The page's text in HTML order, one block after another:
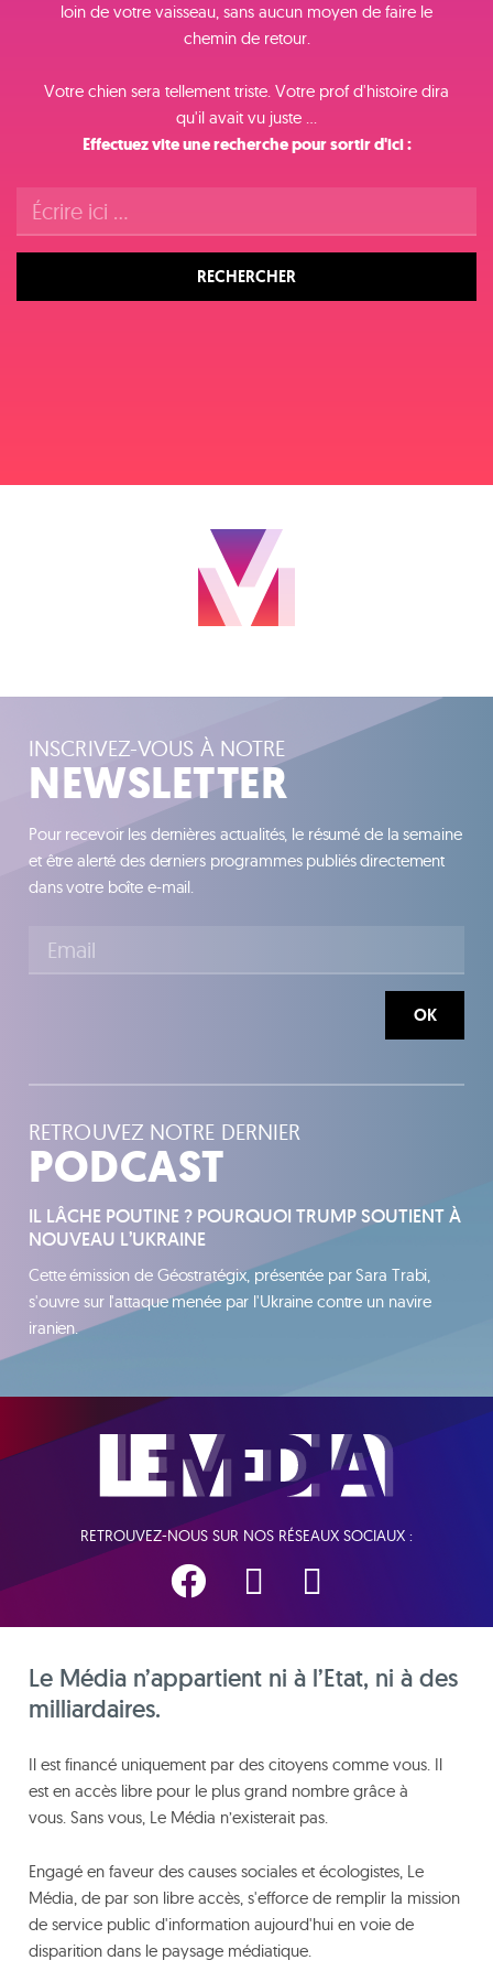
loin de votre vaisseau, sans aucun moyen de faire le
chemin de retour.
Votre chien sera tellement triste. Votre prof d'histoire dira
qu'il avait vu juste ...
Effectuez vite une recherche pour sortir d'ici :
RECHERCHER
INSCRIVEZ-VOUS À NOTRE
NEWSLETTER
Pour recevoir les dernières actualités, le résumé de la semaine
et être alerté des derniers programmes publiés directement
dans votre boîte e-mail.
OK
RETROUVEZ NOTRE DERNIER
PODCAST
IL LÂCHE POUTINE ? POURQUOI TRUMP SOUTIENT À
NOUVEAU L’UKRAINE
Cette émission de Géostratégix, présentée par Sara Trabi,
s'ouvre sur l'attaque menée par l'Ukraine contre un navire
iranien.
RETROUVEZ-NOUS SUR NOS RÉSEAUX SOCIAUX :
Le Média n’appartient ni à l’Etat, ni à des
milliardaires.
Il est financé uniquement par des citoyens comme vous. Il
est en accès libre pour le plus grand nombre grâce à
vous. Sans vous, Le Média n’existerait pas.
Engagé en faveur des causes sociales et écologistes, Le
Média, de par son libre accès, s'efforce de remplir la mission
de service public d'information aujourd'hui en voie de
disparition dans le paysage médiatique.